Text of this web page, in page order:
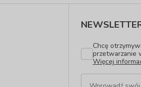
Chcę
przetwarzanie
Więcej